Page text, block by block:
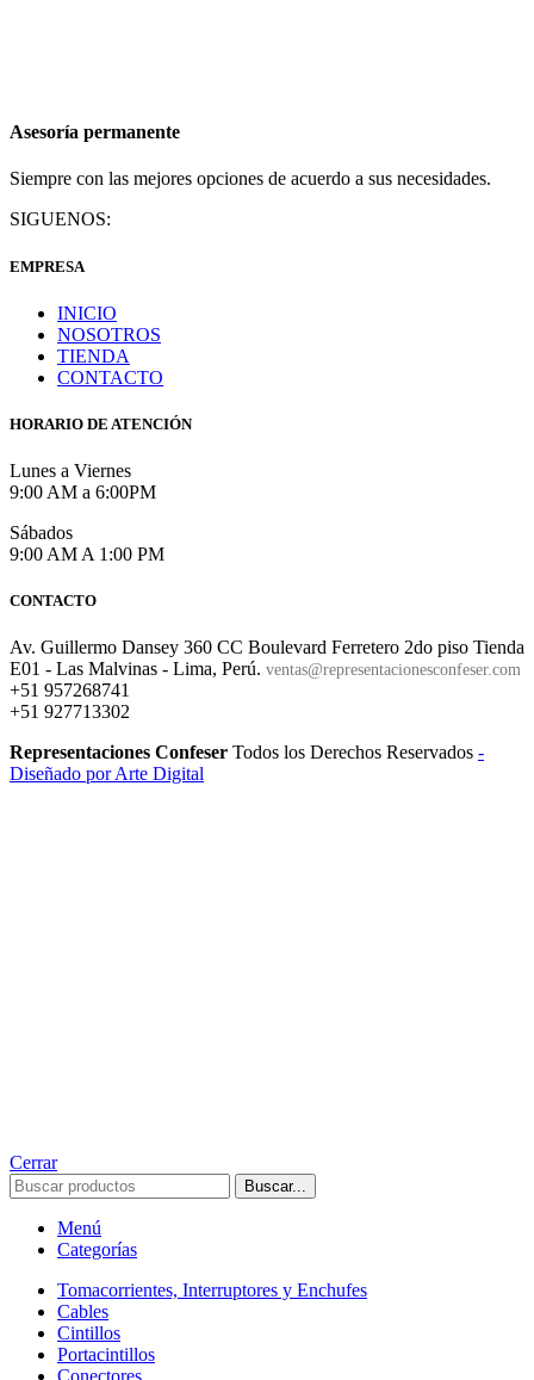
Asesoría permanente
Siempre con las mejores opciones de acuerdo a sus necesidades.
SIGUENOS:
EMPRESA
INICIO
NOSOTROS
TIENDA
CONTACTO
HORARIO DE ATENCIÓN
Lunes a Viernes
9:00 AM a 6:00PM
Sábados
9:00 AM A 1:00 PM
CONTACTO
Av. Guillermo Dansey 360 CC Boulevard Ferretero 2do piso Tienda
E01 - Las Malvinas - Lima, Perú. ventas@representacionesconfeser.com
+51 957268741
+51 927713302
Representaciones Confeser Todos los Derechos Reservados -
Diseñado por Arte Digital
Cerrar
Buscar...
Menú
Categorías
Tomacorrientes, Interruptores y Enchufes
Cables
Cintillos
Portacintillos